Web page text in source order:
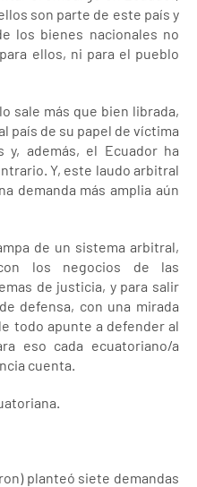
son parte de este país y
los bienes nacionales no
ellos, ni para el pueblo
sale más que bien librada,
país de su papel de víctima
y, además, el Ecuador ha
Y, este laudo arbitral
demanda más amplia aún
de un sistema arbitral,
los negocios de las
de justicia, y para salir
defensa, con una mirada
todo apunte a defender al
eso cada ecuatoriano/a
cuenta.
planteó siete demandas